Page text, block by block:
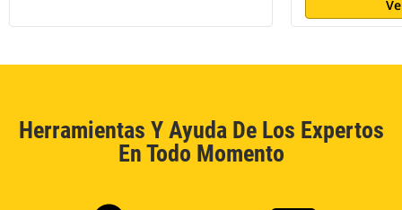
Herramientas Y Ayuda De Los Expertos
En Todo Momento